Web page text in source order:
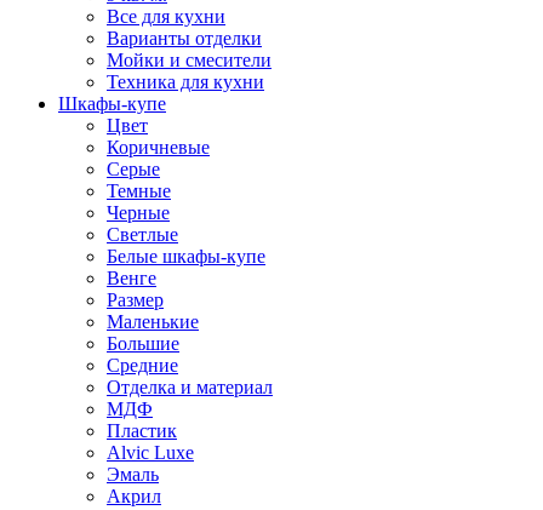
Все для кухни
Варианты отделки
Мойки и смесители
Техника для кухни
Шкафы-купе
Цвет
Коричневые
Серые
Темные
Черные
Светлые
Белые шкафы-купе
Венге
Размер
Маленькие
Большие
Средние
Отделка и материал
МДФ
Пластик
Alvic Luxe
Эмаль
Акрил